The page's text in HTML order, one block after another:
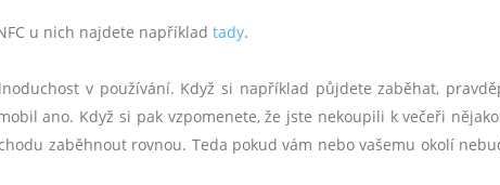
u nich najdete například tady.
v používání. Když si například půjdete zaběhat,
ano. Když si pak vzpomenete, že jste nekoupili k večeři
zaběhnout rovnou. Teda pokud vám nebo vašemu okolí